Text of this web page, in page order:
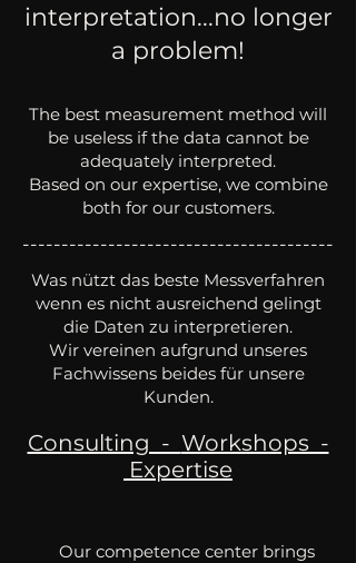
interpretation...no longer
a problem!
The best measurement method will
be useless if the data cannot be
adequately interpreted.
Based on our expertise, we combine
both for our customers.
----------------------------------------
Was nützt das beste Messverfahren
wenn es nicht ausreichend gelingt
die Daten zu interpretieren.
Wir vereinen aufgrund unseres
Fachwissens beides für unsere
Kunden.
Consulting - Workshops -
Expertise
Our competence center brings